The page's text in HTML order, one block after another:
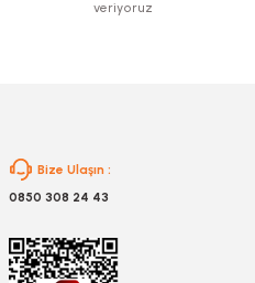
veriyoruz
Bize Ulaşın :
0850 308 24 43